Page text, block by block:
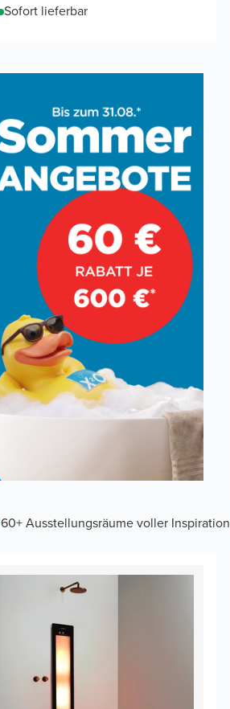
Sofort lieferbar
60+ Ausstellungsräume voller Inspiration